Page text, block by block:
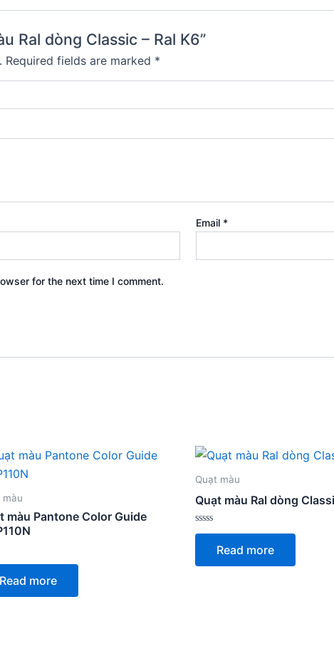
Ral dòng Classic – Ral K6”
Required fields are marked *
Email *
for the next time I comment.
màu
màu Pantone Color Guide
Read more
Quạt màu
Quạt màu Ral dòng
Rated
5
Read more